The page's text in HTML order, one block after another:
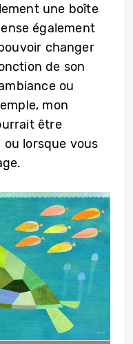
une boîte
également
changer
de son
ou
mon
être
lorsque vous